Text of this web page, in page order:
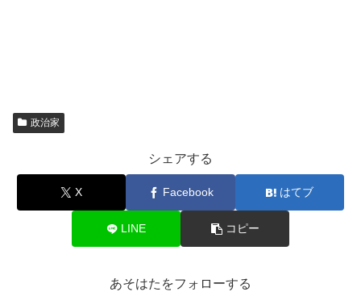
政治家
シェアする
X Facebook はてブ
LINE コピー
あそはたをフォローする